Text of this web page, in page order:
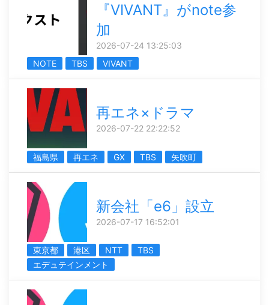
『VIVANT』がnote参
加
2026-07-24 13:25:03
NOTE
TBS VIVANT
再エネ×ドラマ
2026-07-22 22:22:52
福島県 再エネ GX TBS 矢吹町
新会社「e6」設立
2026-07-17 16:52:01
東京都 港区 NTT
TBS
エデュテインメント